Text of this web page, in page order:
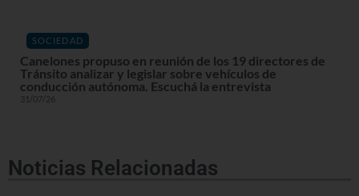
SOCIEDAD
Canelones propuso en reunión de los 19 directores de
Tránsito analizar y legislar sobre vehículos de
conducción autónoma. Escuchá la entrevista
31/07/26
Noticias Relacionadas